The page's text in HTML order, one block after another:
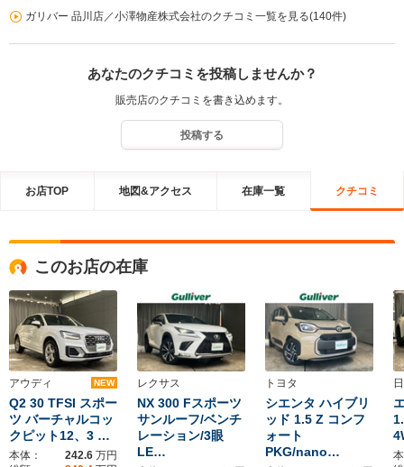
ご家族での旅行や大切な方とのドライブで、ヴォクシー HVが大活躍
できますよう 店舗全員でサポートさせていただきます。これからも
ガリバー 品川店／小澤物産株式会社のクチコミ一覧を見る(140件)
あなたのクチコミを投稿しませんか？
販売店のクチコミを書き込めます。
投稿する
お店TOP 地図&アクセス 在庫一覧 クチコミ
このお店の在庫
アウディ NEW
Q2 30 TFSI スポー
ツ バーチャルコッ
クピット12、3 …
本体： 242.6 万円
レクサス
NX 300 Fスポーツ
サンルーフ/ベンチ
レーション/3眼
LE…
トヨタ
シエンタ ハイブリ
ッド 1.5 Z コンフ
ォート
PKG/nano…